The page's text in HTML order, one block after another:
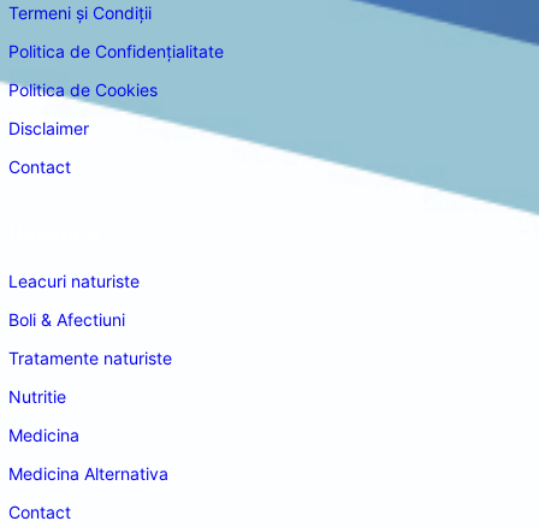
Termeni și Condiții
Politica de Confidențialitate
Politica de Cookies
Disclaimer
Contact
Leacuri naturiste
Boli & Afectiuni
Tratamente naturiste
Nutritie
Medicina
Medicina Alternativa
Contact